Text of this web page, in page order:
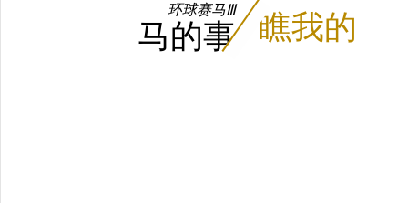
环球赛马Ⅲ
马的事 瞧我的